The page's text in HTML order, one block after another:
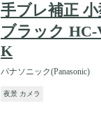
手ブレ補正
ブラック HC-
K
パナソニック(Panasonic)
夜景 カメラ